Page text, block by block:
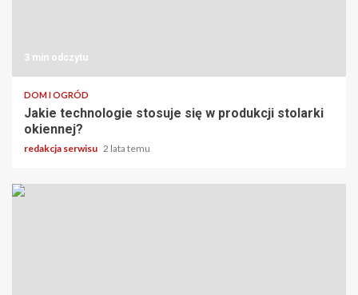
3 min odczytu
DOM I OGRÓD
Jakie technologie stosuje się w produkcji stolarki
okiennej?
redakcja serwisu 2 lata temu